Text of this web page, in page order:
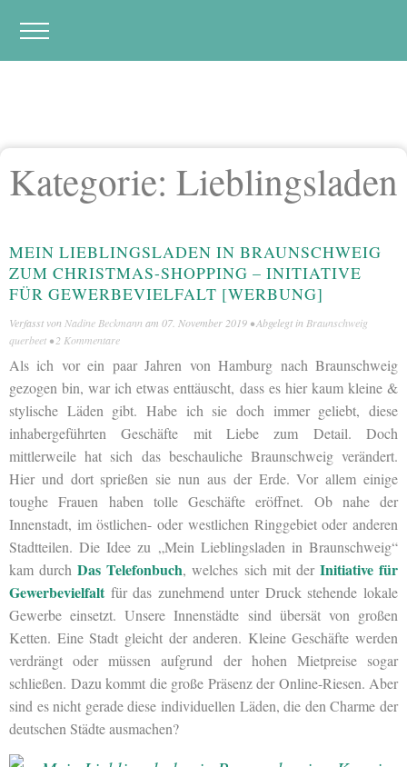
Kategorie: Lieblingsladen
MEIN LIEBLINGSLADEN IN BRAUNSCHWEIG
ZUM CHRISTMAS-SHOPPING – INITIATIVE
FÜR GEWERBEVIELFALT [WERBUNG]
Verfasst von Nadine Beckmann am 07. November 2019 • Abgelegt in Braunschweig
querbeet •2 Kommentare
Als ich vor ein paar Jahren von Hamburg nach Braunschweig
gezogen bin, war ich etwas enttäuscht, dass es hier kaum kleine &
stylische Läden gibt. Habe ich sie doch immer geliebt, diese
inhabergeführten Geschäfte mit Liebe zum Detail. Doch
mittlerweile hat sich das beschauliche Braunschweig verändert.
Hier und dort sprießen sie nun aus der Erde. Vor allem einige
toughe Frauen haben tolle Geschäfte eröffnet. Ob nahe der
Innenstadt, im östlichen- oder westlichen Ringgebiet oder anderen
Stadtteilen. Die Idee zu „Mein Lieblingsladen in Braunschweig“
kam durchDas Telefonbuch, welches sich mit der Initiative für
Gewerbevielfaltfür das zunehmend unter Druck stehende lokale
Gewerbe einsetzt. Unsere Innenstädte sind übersät von großen
Ketten. Eine Stadt gleicht der anderen. Kleine Geschäfte werden
verdrängt oder müssen aufgrund der hohen Mietpreise sogar
schließen. Dazu kommt die große Präsenz der Online-Riesen. Aber
sind es nicht gerade diese individuellen Läden, die den Charme der
deutschen Städte ausmachen?